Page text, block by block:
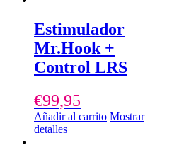
Estimulador
Mr.Hook +
Control LRS
€99,95
Añadir al carrito Mostrar
detalles